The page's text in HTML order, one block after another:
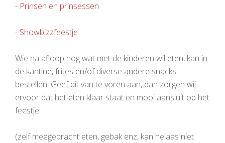
- Prinsen en prinsessen
- Showbizzfeestje
Wie na afloop nog wat met de kinderen wil eten, kan in
de kantine, frites en/of diverse andere snacks
bestellen. Geef dit van te voren aan, dan zorgen wij
ervoor dat het eten klaar staat en mooi aansluit op het
feestje.
(zelf meegebracht eten, gebak enz, kan helaas niet